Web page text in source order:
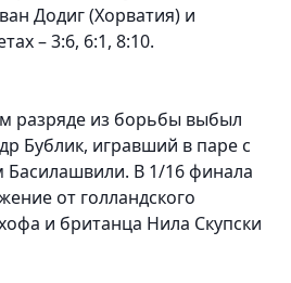
Додиг (Хорватия) и
– 3:6, 6:1, 8:10.
разряде из борьбы выбыл
Бублик, игравший в паре с
Басилашвили. В 1/16 финала
от голландского
и британца Нила Скупски